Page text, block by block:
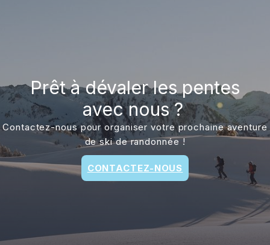
Prêt à dévaler les pentes
avec nous ?
Contactez-nous pour organiser votre prochaine aventure
de ski de randonnée !
CONTACTEZ-NOUS